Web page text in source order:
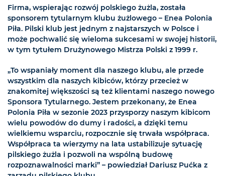
Firma, wspierając rozwój polskiego żużla, została
sponsorem tytularnym klubu żużlowego – Enea Polonia
Piła. Pilski klub jest jednym z najstarszych w Polsce i
może pochwalić się wieloma sukcesami w swojej historii,
w tym tytułem Drużynowego Mistrza Polski z 1999 r.
„To wspaniały moment dla naszego klubu, ale przede
wszystkim dla naszych kibiców, którzy przecież w
znakomitej większości są też klientami naszego nowego
Sponsora Tytularnego. Jestem przekonany, że Enea
Polonia Piła w sezonie 2023 przysporzy naszym kibicom
wielu powodów do dumy i radości, a dzięki temu
wielkiemu wsparciu, rozpocznie się trwała współpraca.
Współpraca ta wierzymy na lata ustabilizuje sytuację
pilskiego żużla i pozwoli na wspólną budowę
rozpoznawalności marki” – powiedział Dariusz Pućka z